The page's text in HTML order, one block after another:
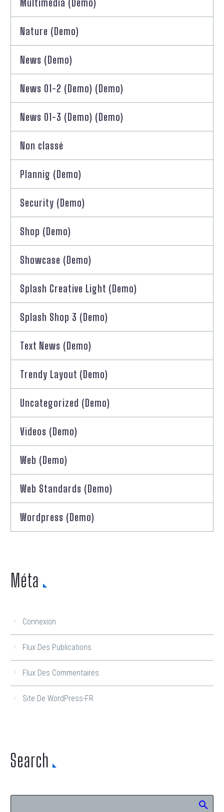
Nature (Demo)
News (Demo)
News 01-2 (Demo) (Demo)
News 01-3 (Demo) (Demo)
Non classé
Plannig (Demo)
Security (Demo)
Shop (Demo)
Showcase (Demo)
Splash Creative Light (Demo)
Splash Shop 3 (Demo)
Text News (Demo)
Trendy Layout (Demo)
Uncategorized (Demo)
Videos (Demo)
Web (Demo)
Web Standards (Demo)
Wordpress (Demo)
Méta
Connexion
Flux Des Publications
Flux Des Commentaires
Site De WordPress-FR
Search